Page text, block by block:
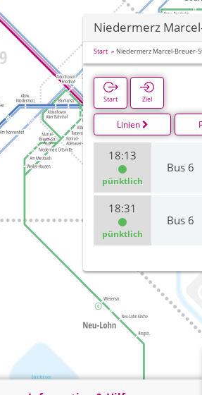
Niedermerz
Start Niedermerz Marcel-Breuer-
Start Ziel
Linien
18:13
pünktlich
Bus 6
18:31
pünktlich
Bus 6